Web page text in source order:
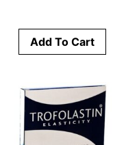
Add To Cart